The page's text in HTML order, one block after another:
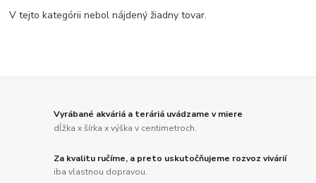
V tejto kategórii nebol nájdený žiadny tovar.
Vyrábané akváriá a teráriá uvádzame v miere
dĺžka x šírka x výška v centimetroch.
Za kvalitu ručíme, a preto uskutočňujeme rozvoz vivárií
iba vlastnou dopravou.